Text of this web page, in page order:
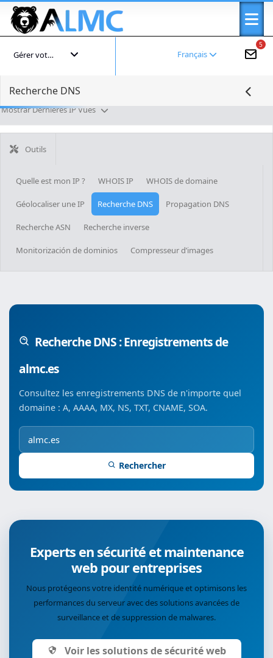
5
Français
Gérer votre compte
Recherche DNS
Mostrar Dernières IP Vues
Outils
Quelle est mon IP ? WHOIS IP WHOIS de domaine
Géolocaliser une IP Recherche DNS Propagation DNS
Recherche ASN Recherche inverse
Monitorización de dominios Compresseur d’images
Recherche DNS : Enregistrements de
almc.es
Consultez les enregistrements DNS de n'importe quel
domaine : A, AAAA, MX, NS, TXT, CNAME, SOA.
Rechercher
Experts en sécurité et maintenance
web pour entreprises
Nous protégeons votre identité numérique et optimisons les
performances du serveur avec des solutions avancées de
surveillance et de suppression de malwares.
Voir les solutions de sécurité web